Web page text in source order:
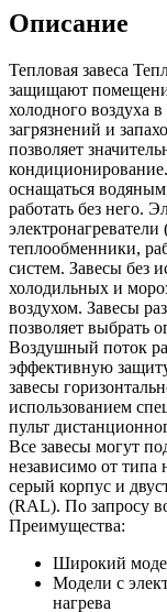
Описание
Тепловая завеса
защищают
холодного воздуха
загрязнений и
позволяет
оснащаться
работать без него.
теплообменники,
систем. Завесы без
холодильных и
воздухом. Завесы
позволяет выбрать
Воздушный поток
эффективную
завесы
использованием
пульт
Все завесы могут
независимо от типа
серый корпус и
(RAL). По запросу
Преимущества:
Широкий
Модели с
нагрева